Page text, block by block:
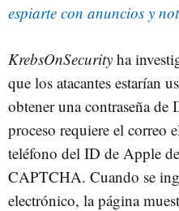
espiarte con anuncios y
KrebsOnSecurity ha
que los atacantes estarían
obtener una contraseña
proceso requiere el correo
teléfono del ‌ID de Apple‌
CAPTCHA. Cuando se
electrónico, la página